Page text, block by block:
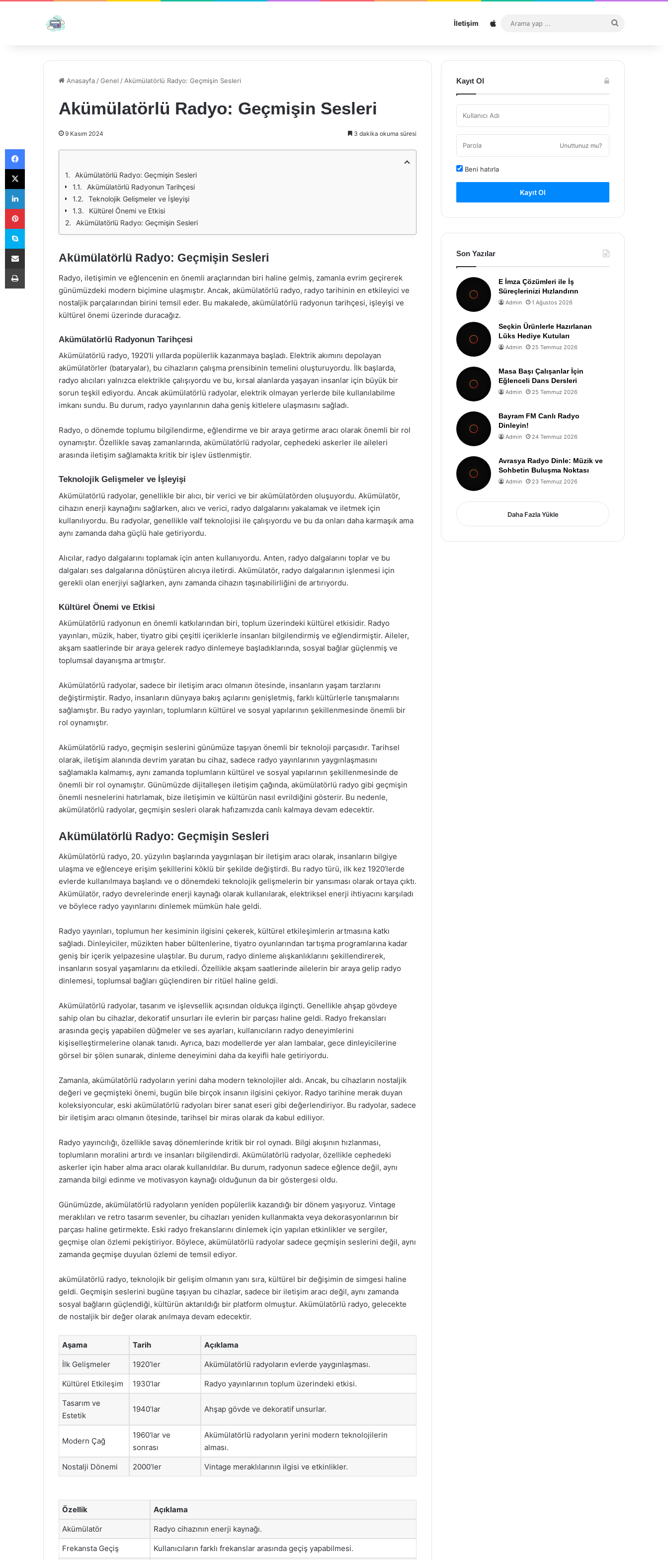
İletişim Sitemap
...
Anasayfa /Genel / Akümülatörlü Radyo: Geçmişin Sesleri
Akümülatörlü Radyo: Geçmişin Sesleri
9 Kasım 2024 3 dakika okuma süresi
Akümülatörlü Radyo: Geçmişin Sesleri
Akümülatörlü Radyonun Tarihçesi
Teknolojik Gelişmeler ve İşleyişi
Kültürel Önemi ve Etkisi
Akümülatörlü Radyo: Geçmişin Sesleri
Akümülatörlü Radyo: Geçmişin Sesleri
Radyo, iletişimin ve eğlencenin en önemli araçlarından biri haline gelmiş, zamanla evrim geçirerek
günümüzdeki modern biçimine ulaşmıştır. Ancak, akümülatörlü radyo, radyo tarihinin en etkileyici ve
nostaljik parçalarından birini temsil eder. Bu makalede, akümülatörlü radyonun tarihçesi, işleyişi ve
kültürel önemi üzerinde duracağız.
Akümülatörlü Radyonun Tarihçesi
Akümülatörlü radyo, 1920’li yıllarda popülerlik kazanmaya başladı. Elektrik akımını depolayan
akümülatörler (bataryalar), bu cihazların çalışma prensibinin temelini oluşturuyordu. İlk başlarda,
radyo alıcıları yalnızca elektrikle çalışıyordu ve bu, kırsal alanlarda yaşayan insanlar için büyük bir
sorun teşkil ediyordu. Ancak akümülatörlü radyolar, elektrik olmayan yerlerde bile kullanılabilme
imkanı sundu. Bu durum, radyo yayınlarının daha geniş kitlelere ulaşmasını sağladı.
Radyo, o dönemde toplumu bilgilendirme, eğlendirme ve bir araya getirme aracı olarak önemli bir rol
oynamıştır. Özellikle savaş zamanlarında, akümülatörlü radyolar, cephedeki askerler ile aileleri
arasında iletişim sağlamakta kritik bir işlev üstlenmiştir.
Teknolojik Gelişmeler ve İşleyişi
Akümülatörlü radyolar, genellikle bir alıcı, bir verici ve bir akümülatörden oluşuyordu. Akümülatör,
cihazın enerji kaynağını sağlarken, alıcı ve verici, radyo dalgalarını yakalamak ve iletmek için
kullanılıyordu. Bu radyolar, genellikle valf teknolojisi ile çalışıyordu ve bu da onları daha karmaşık ama
aynı zamanda daha güçlü hale getiriyordu.
Alıcılar, radyo dalgalarını toplamak için anten kullanıyordu. Anten, radyo dalgalarını toplar ve bu
dalgaları ses dalgalarına dönüştüren alıcıya iletirdi. Akümülatör, radyo dalgalarının işlenmesi için
gerekli olan enerjiyi sağlarken, aynı zamanda cihazın taşınabilirliğini de artırıyordu.
Kültürel Önemi ve Etkisi
Akümülatörlü radyonun en önemli katkılarından biri, toplum üzerindeki kültürel etkisidir. Radyo
yayınları, müzik, haber, tiyatro gibi çeşitli içeriklerle insanları bilgilendirmiş ve eğlendirmiştir. Aileler,
akşam saatlerinde bir araya gelerek radyo dinlemeye başladıklarında, sosyal bağlar güçlenmiş ve
toplumsal dayanışma artmıştır.
Akümülatörlü radyolar, sadece bir iletişim aracı olmanın ötesinde, insanların yaşam tarzlarını
değiştirmiştir. Radyo, insanların dünyaya bakış açılarını genişletmiş, farklı kültürlerle tanışmalarını
sağlamıştır. Bu radyo yayınları, toplumların kültürel ve sosyal yapılarının şekillenmesinde önemli bir
rol oynamıştır.
Akümülatörlü radyo, geçmişin seslerini günümüze taşıyan önemli bir teknoloji parçasıdır. Tarihsel
olarak, iletişim alanında devrim yaratan bu cihaz, sadece radyo yayınlarının yaygınlaşmasını
sağlamakla kalmamış, aynı zamanda toplumların kültürel ve sosyal yapılarının şekillenmesinde de
önemli bir rol oynamıştır. Günümüzde dijitalleşen iletişim çağında, akümülatörlü radyo gibi geçmişin
önemli nesnelerini hatırlamak, bize iletişimin ve kültürün nasıl evrildiğini gösterir. Bu nedenle,
akümülatörlü radyolar, geçmişin sesleri olarak hafızamızda canlı kalmaya devam edecektir.
Akümülatörlü Radyo: Geçmişin Sesleri
Akümülatörlü radyo, 20. yüzyılın başlarında yaygınlaşan bir iletişim aracı olarak, insanların bilgiye
ulaşma ve eğlenceye erişim şekillerini köklü bir şekilde değiştirdi. Bu radyo türü, ilk kez 1920’lerde
evlerde kullanılmaya başlandı ve o dönemdeki teknolojik gelişmelerin bir yansıması olarak ortaya çıktı.
Akümülatör, radyo devrelerinde enerji kaynağı olarak kullanılarak, elektriksel enerji ihtiyacını karşıladı
ve böylece radyo yayınlarını dinlemek mümkün hale geldi.
Radyo yayınları, toplumun her kesiminin ilgisini çekerek, kültürel etkileşimlerin artmasına katkı
sağladı. Dinleyiciler, müzikten haber bültenlerine, tiyatro oyunlarından tartışma programlarına kadar
geniş bir içerik yelpazesine ulaştılar. Bu durum, radyo dinleme alışkanlıklarını şekillendirerek,
insanların sosyal yaşamlarını da etkiledi. Özellikle akşam saatlerinde ailelerin bir araya gelip radyo
dinlemesi, toplumsal bağları güçlendiren bir ritüel haline geldi.
Akümülatörlü radyolar, tasarım ve işlevsellik açısından oldukça ilginçti. Genellikle ahşap gövdeye
sahip olan bu cihazlar, dekoratif unsurları ile evlerin bir parçası haline geldi. Radyo frekansları
arasında geçiş yapabilen düğmeler ve ses ayarları, kullanıcıların radyo deneyimlerini
kişiselleştirmelerine olanak tanıdı. Ayrıca, bazı modellerde yer alan lambalar, gece dinleyicilerine
görsel bir şölen sunarak, dinleme deneyimini daha da keyifli hale getiriyordu.
Zamanla, akümülatörlü radyoların yerini daha modern teknolojiler aldı. Ancak, bu cihazların nostaljik
değeri ve geçmişteki önemi, bugün bile birçok insanın ilgisini çekiyor. Radyo tarihine merak duyan
koleksiyoncular, eski akümülatörlü radyoları birer sanat eseri gibi değerlendiriyor. Bu radyolar, sadece
bir iletişim aracı olmanın ötesinde, tarihsel bir miras olarak da kabul ediliyor.
Radyo yayıncılığı, özellikle savaş dönemlerinde kritik bir rol oynadı. Bilgi akışının hızlanması,
toplumların moralini artırdı ve insanları bilgilendirdi. Akümülatörlü radyolar, özellikle cephedeki
askerler için haber alma aracı olarak kullanıldılar. Bu durum, radyonun sadece eğlence değil, aynı
zamanda bilgi edinme ve motivasyon kaynağı olduğunun da bir göstergesi oldu.
Günümüzde, akümülatörlü radyoların yeniden popülerlik kazandığı bir dönem yaşıyoruz. Vintage
meraklıları ve retro tasarım sevenler, bu cihazları yeniden kullanmakta veya dekorasyonlarının bir
parçası haline getirmekte. Eski radyo frekanslarını dinlemek için yapılan etkinlikler ve sergiler,
geçmişe olan özlemi pekiştiriyor. Böylece, akümülatörlü radyolar sadece geçmişin seslerini değil, aynı
zamanda geçmişe duyulan özlemi de temsil ediyor.
akümülatörlü radyo, teknolojik bir gelişim olmanın yanı sıra, kültürel bir değişimin de simgesi haline
geldi. Geçmişin seslerini bugüne taşıyan bu cihazlar, sadece bir iletişim aracı değil, aynı zamanda
sosyal bağların güçlendiği, kültürün aktarıldığı bir platform olmuştur. Akümülatörlü radyo, gelecekte
de nostaljik bir değer olarak anılmaya devam edecektir.
Aşama Tarih Açıklama
İlk Gelişmeler 1920’ler Akümülatörlü radyoların evlerde yaygınlaşması.
Kültürel Etkileşim 1930’lar Radyo yayınlarının toplum üzerindeki etkisi.
Tasarım ve
Estetik
1940’lar Ahşap gövde ve dekoratif unsurlar.
Modern Çağ
1960’lar ve
sonrası
Akümülatörlü radyoların yerini modern teknolojilerin
alması.
Nostalji Dönemi 2000’ler Vintage meraklılarının ilgisi ve etkinlikler.
Özellik Açıklama
Akümülatör Radyo cihazının enerji kaynağı.
Frekansta Geçiş Kullanıcıların farklı frekanslar arasında geçiş yapabilmesi.
Kayıt Ol
Unuttunuz mu?
Beni hatırla
Kayıt Ol
Son Yazılar
E İmza Çözümleri ile İş
Süreçlerinizi Hızlandırın
Admin 1 Ağustos 2026
Seçkin Ürünlerle Hazırlanan
Lüks Hediye Kutuları
Admin 25 Temmuz 2026
Masa Başı Çalışanlar İçin
Eğlenceli Dans Dersleri
Admin 25 Temmuz 2026
Bayram FM Canlı Radyo
Dinleyin!
Admin 24 Temmuz 2026
Avrasya Radyo Dinle: Müzik ve
Sohbetin Buluşma Noktası
Admin 23 Temmuz 2026
Daha Fazla Yükle
Facebook
X
LinkedIn
Pinterest
Skype
E-Posta ile paylaş